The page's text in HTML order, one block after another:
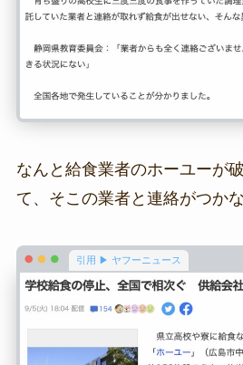
なんと給食業者のホーユーが
て、そこの業者と連絡がつか
引用 ▶ ヤフーニュース